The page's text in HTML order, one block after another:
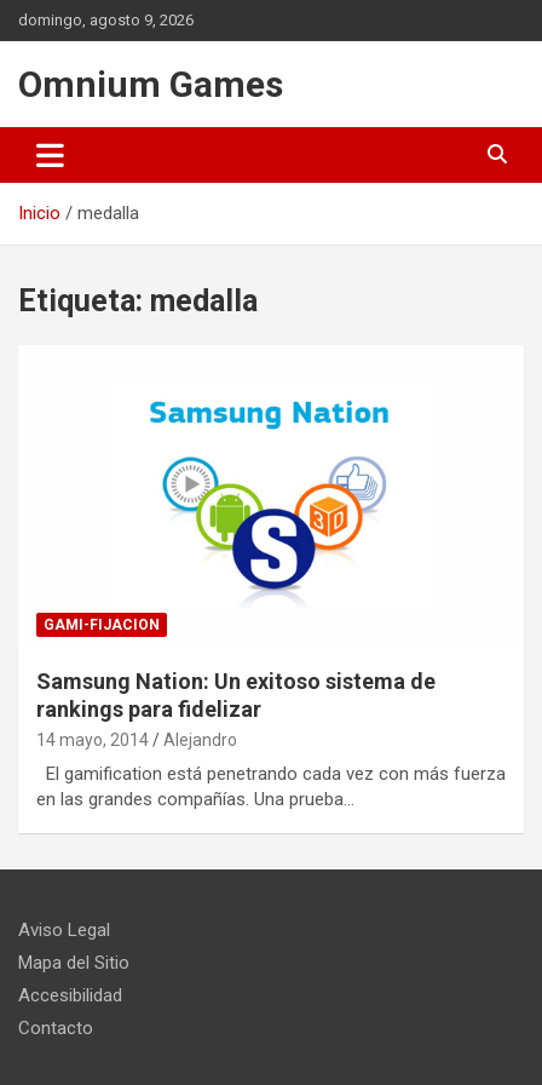
Saltar
al
domingo, agosto 9, 2026
Omnium Games
Inicio medalla
Etiqueta: medalla
GAMI-FIJACION
Samsung Nation: Un exitoso sistema de
rankings para fidelizar
14 mayo, 2014 Alejandro
El gamification está penetrando cada vez con más fuerza
en las grandes compañías. Una prueba…
Aviso Legal
Mapa del Sitio
Accesibilidad
Contacto